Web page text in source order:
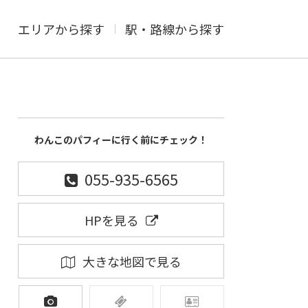
エリアから探す 駅・路線から探す
わんこのパフィーに行く前にチェック！
055-935-6565
HPを見る
大きな地図で見る